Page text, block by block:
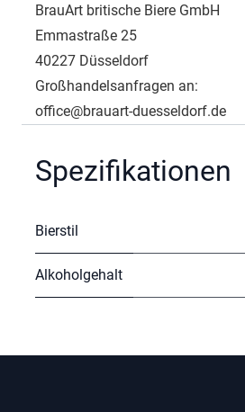
BrauArt britische Biere GmbH
Emmastraße 25
40227 Düsseldorf
Großhandelsanfragen an:
office@brauart-duesseldorf.de
Spezifikationen
Bierstil
Alkoholgehalt